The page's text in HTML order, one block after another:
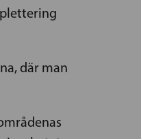
där man